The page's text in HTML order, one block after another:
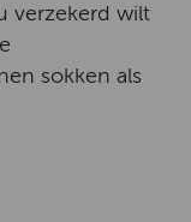
verzekerd wilt
sokken als